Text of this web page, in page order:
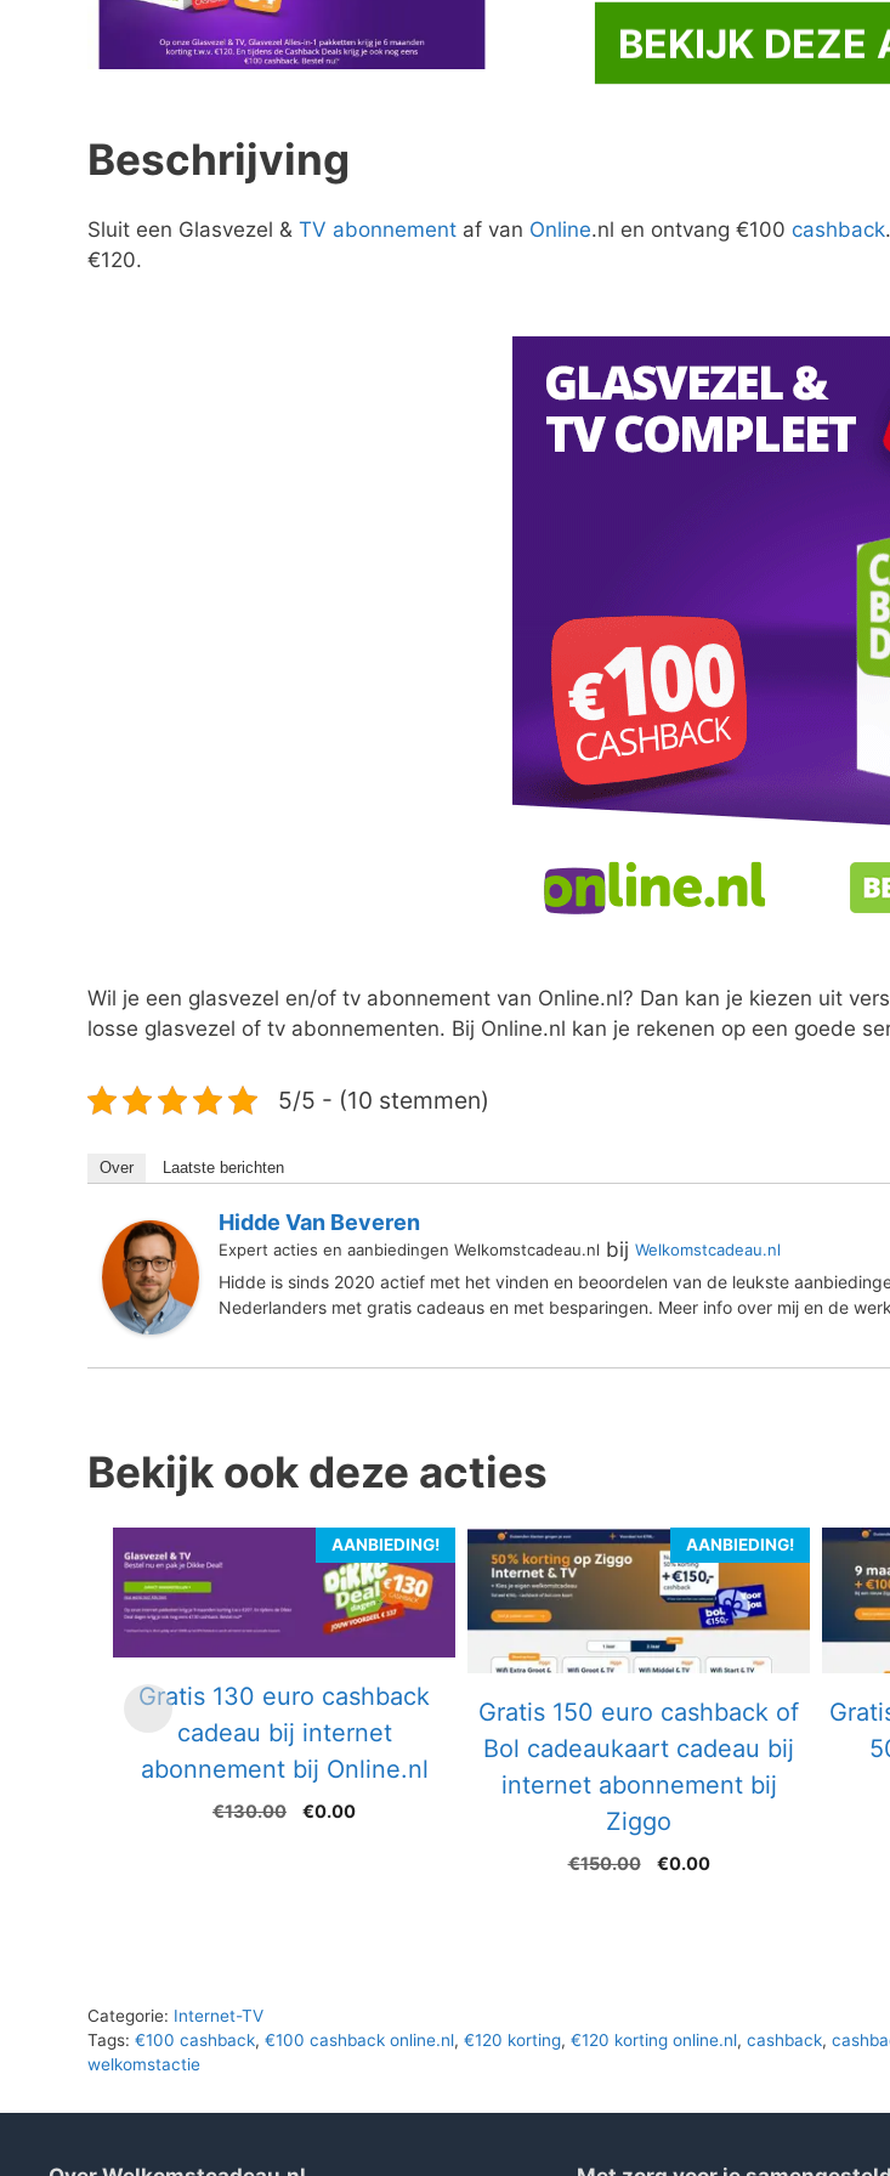
BEKIJK DEZE
Beschrijving
Sluit een Glasvezel & TV abonnement af van Online.nl en ontvang €100 cashback
€120.
Wil je een glasvezel en/of tv abonnement van Online.nl? Dan kan je kiezen uit
losse glasvezel of tv abonnementen. Bij Online.nl kan je rekenen op een goede
5/5 - (10 stemmen)
Over Laatste berichten
Hidde Van Beveren
Expert acties en aanbiedingen Welkomstcadeau.nl bij Welkomstcadeau.nl
Hidde is sinds 2020 actief met het vinden en beoordelen van de leukste
Nederlanders met gratis cadeaus en met besparingen. Meer info over mij en de
Bekijk ook deze acties
AANBIEDING!
Gratis 130 euro cashback
cadeau bij internet
abonnement bij Online.nl
€130.00
Oorspronkelijke
€0.00Huidige
AANBIEDING!
Gratis 150 euro cashback of
Bol cadeaukaart cadeau bij
internet abonnement bij
Ziggo
€150.00
Oorspronkelijke
€0.00Huidige
Categorie: Internet-TV
Tags: €100 cashback, €100 cashback online.nl, €120 korting, €120 korting online.nl, cashback,
welkomstactie